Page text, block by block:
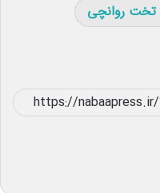
تخت روانچی